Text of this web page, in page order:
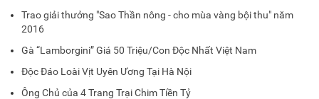
Trao giải thưởng "Sao Thần nông - cho mùa vàng bội thu" năm
2016
Gà “Lamborgini” Giá 50 Triệu/Con Độc Nhất Việt Nam
Độc Đáo Loài Vịt Uyên Ương Tại Hà Nội
Ông Chủ của 4 Trang Trại Chim Tiền Tỷ